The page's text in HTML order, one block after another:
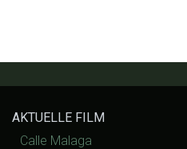
AKTUELLE FILM
Calle Malaga